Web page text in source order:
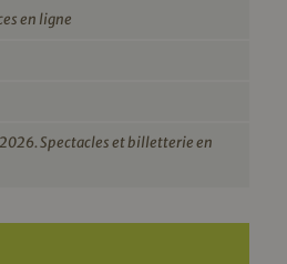
en ligne
Spectacles et billetterie en